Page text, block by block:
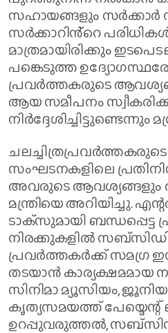
സഹായങ്ങളും സർക്കാർ
സർക്കാറിൻ്റെ
മാത്രമായിരിക്കും
പങ്കെടുത്ത
പ്രവർത്തകരുടെ
ആയ സമീപനം
നിർദ്ദേശിച്ചിട്ടുണ്ടെന്നും
ചലച്ചിത്രപ്രവർത്തകരുടെ
സംഘടനകളിലെ
അവരുടെ ആവശ്യങ്ങളും
മന്ത്രിയെ അറിയിച്ചു.
ടാക്‌സുമായി
നിരക്കുകളിൽ സബ്സിഡി,
പ്രവർത്തകർക്ക്
തടയാൻ കാര്യക്ഷമമായ
സിനിമാ മ്യൂസിയം,
കൃത്യസമയത്ത് പേയ്മെന്റ്
ഉറപ്പുവരുത്തൽ,